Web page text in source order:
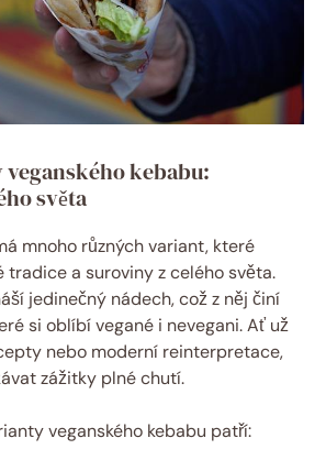
kebabu:
světa
mnoho různých variant, které
tradice a suroviny z celého světa.
jedinečný nádech, což z něj činí
si oblíbí vegané i nevegani. Ať už
nebo moderní reinterpretace,
zážitky plné chutí.
veganského kebabu patří: